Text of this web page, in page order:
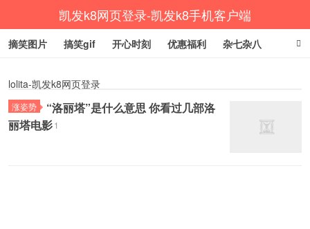
凯发k8网页登录-凯发k8手机客户端
摘笑图片 搞笑gif 开心时刻 优惠福利 杂七杂八
lolita-凯发k8网页登录
涨姿势
“洛丽塔”是什么意思 你看过几部洛
丽塔电影1